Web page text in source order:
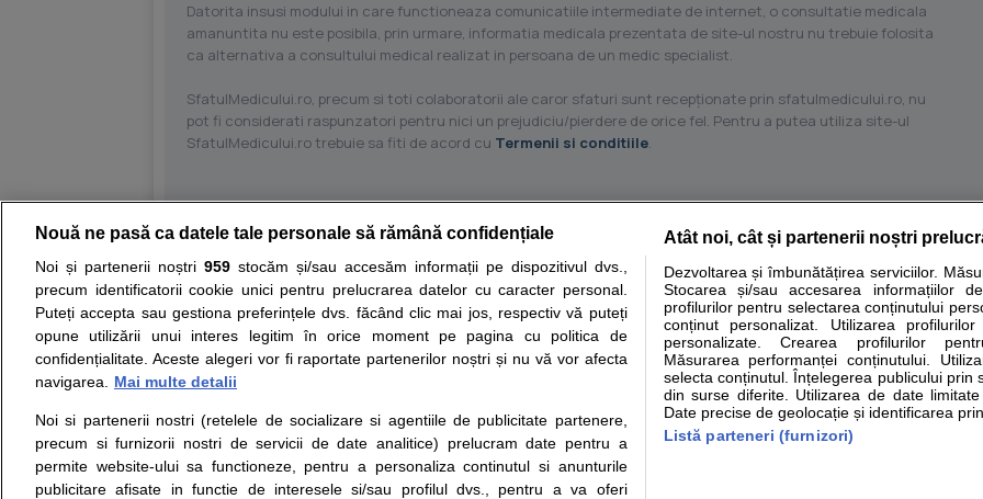
Datorita insusi modului in care functioneaza comunicatiile intermediate de internet, o consultatie medicala
amanuntita nu este posibila, prin urmare, informatia medicala prezentata de site-ul nostru nu trebuie folosita
ca alternativa a consultului medical realizat in persoana de un medic specialist.
SfatulMedicului.ro, precum si toti colaboratorii ale caror sfaturi sunt recepţionate prin sfatulmedicului.ro, nu
pot fi considerati raspunzatori pentru nici un prejudiciu/pierdere de orice fel. Pentru a putea utiliza site-ul
SfatulMedicului.ro trebuie sa fiti de acord cu Termenii si conditiile.
Resurse: Autoevaluare simptome Interpretare analize Specialitati medicale
Opiniile avizate ale medicilor, sfaturile si orice alte informatii despre sanatate disponibile pe sfatulmedicului.ro au scop informativ si
nici diagnosticul stabilit in urma investigatiilor si analizelor medicale. Va sfatuim, ca pe langa informatia primita pe sfatulmedicului.ro
ii punem la dispozitie pentru programare in sistemul de programari la medic Clickmed.
Despre noi
Contact
Intrebari frecvente
Consultanti
Termeni si conditii
Politica de
confidentialitate
Politica de cookie
Drepturile consumatorului
Protectia consumatorilor -
ANPC
Solutionarea Alternativa a
Litigiilor
Parteneri
Inscriere clinica
Nouă ne pasă ca datele tale personale să rămână confidențiale
Noi și partenerii noștri 959stocăm și/sau accesăm informații pe dispozitivul dvs.,
precum identificatorii cookie unici pentru prelucrarea datelor cu caracter personal.
Puteți accepta sau gestiona preferințele dvs. făcând clic mai jos, respectiv vă puteți
opune utilizării unui interes legitim în orice moment pe pagina cu politica de
confidențialitate. Aceste alegeri vor fi raportate partenerilor noștri și nu vă vor afecta
navigarea.
Mai multe detalii
Noi si partenerii nostri (retelele de socializare si agentiile de publicitate partenere,
precum si furnizorii nostri de servicii de date analitice) prelucram date pentru a
permite website-ului sa functioneze, pentru a personaliza continutul si anunturile
publicitare afisate in functie de interesele si/sau profilul dvs., pentru a va oferi
Atât noi, cât și partenerii noștri
Dezvoltarea și îmbunătățirea serviciilor.
Stocarea și/sau accesarea informațiilor
profilurilor pentru selectarea conținutului
conținut personalizat. Utilizarea
personalizate. Crearea profilurilor
Măsurarea performanței conținutului.
selecta conținutul. Înțelegerea publicului prin
din surse diferite. Utilizarea de date
Date precise de geolocație și identificarea
Listă parteneri (furnizori)